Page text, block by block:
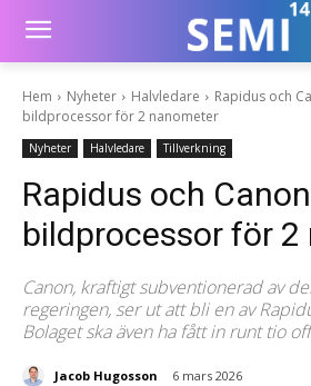
Hem Nyheter Halvledare
Rapidus och
bildprocessor för 2 nanometer
Nyheter Halvledare Tillverkning
Rapidus och
bildprocessor för
Canon, kraftigt subventionerad av
regeringen, ser ut att bli en av
Bolaget ska även ha fått in runt tio
Jacob Hugosson 6 mars 2026